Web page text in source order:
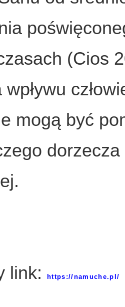
(Cios
wpływu
mogą być
link: https://namuche.pl/